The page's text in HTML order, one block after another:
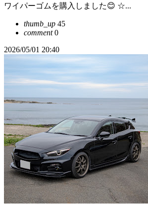
ワイパーゴムを購入しました😊 ☆...
thumb_up 45
comment0
2026/05/01 20:40